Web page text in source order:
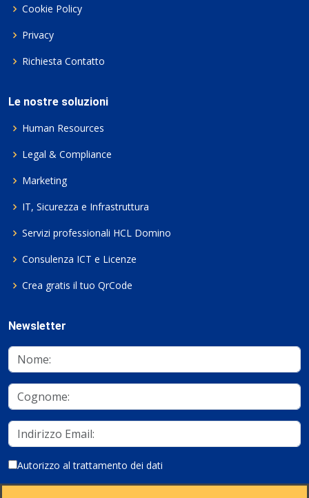
Cookie Policy
Privacy
Richiesta Contatto
Le nostre soluzioni
Human Resources
Legal & Compliance
Marketing
IT, Sicurezza e Infrastruttura
Servizi professionali HCL Domino
Consulenza ICT e Licenze
Crea gratis il tuo QrCode
Newsletter
Autorizzo al trattamento dei dati